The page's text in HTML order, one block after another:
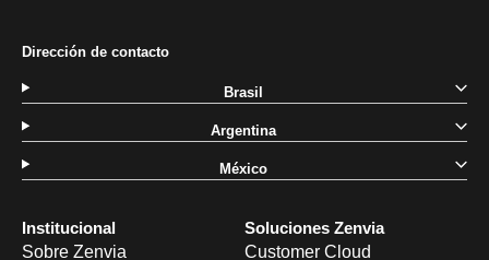
Institucional
Sobre Zenvia
Soluciones Zenvia
Customer Cloud
Dirección de contacto
Brasil
Argentina
México